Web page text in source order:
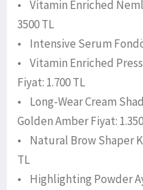
• Vitamin Enriched
3500 TL
• Intensive Serum
• Vitamin Enriched
Fiyat: 1.700 TL
• Long-Wear Cream
Golden Amber Fiyat:
• Natural Brow Shaper
TL
• Highlighting Powder